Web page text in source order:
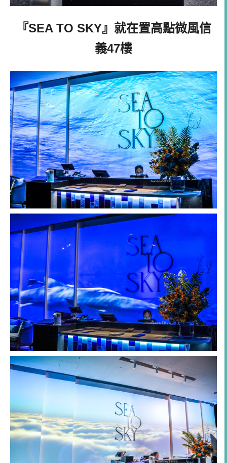
『SEA TO SKY』就在置高點微風信
義47樓